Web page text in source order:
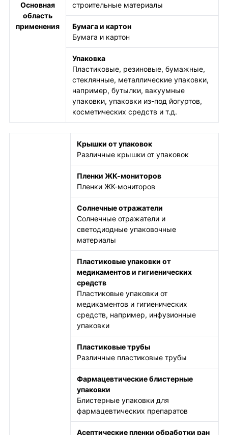
Основная
область
применения
строительные материалы
Бумага и картон
Бумага и картон
Упаковка
Пластиковые, резиновые, бумажные,
стеклянные, металлические упаковки,
например, бутылки, вакуумные
упаковки, упаковки из-под йогуртов,
косметических средств и т.д.
Крышки от упаковок
Различные крышки от упаковок
Пленки ЖК-мониторов
Пленки ЖК-мониторов
Солнечные отражатели
Солнечные отражатели и
светодиодные упаковочные
материалы
Пластиковые упаковки от
медикаментов и гигиенических
средств
Пластиковые упаковки от
медикаментов и гигиенических
средств, например, инфузионные
упаковки
Пластиковые трубы
Различные пластиковые трубы
Фармацевтические блистерные
упаковки
Блистерные упаковки для
фармацевтических препаратов
Асептические пленки обработки ран